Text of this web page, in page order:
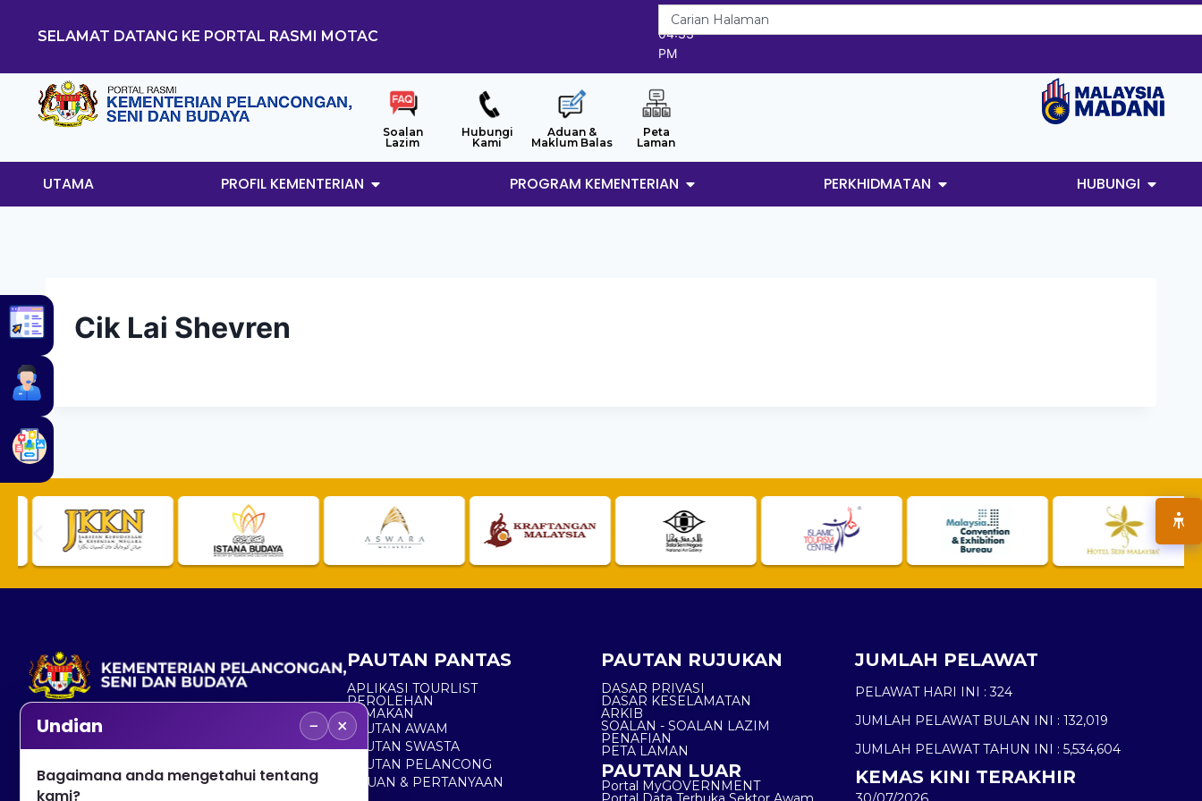
SELAMAT DATANG KE PORTAL RASMI MOTAC
8/8/2026
04:33
PM
Soalan
Lazim
Hubungi
Kami
Aduan &
Maklum Balas
Peta
Laman
UTAMA PROFIL KEMENTERIAN PROGRAM KEMENTERIAN PERKHIDMATAN HUBUNGI
Cik Lai Shevren
No. 2, Menara 1, Jalan P5/6, Presint 5,
+603 8000 8000
PAUTAN PANTAS
APLIKASI TOURLIST
PEROLEHAN
SEMAKAN
PAUTAN AWAM
PAUTAN SWASTA
PAUTAN PELANCONG
ADUAN & PERTANYAAN
PAUTAN RUJUKAN
DASAR PRIVASI
DASAR KESELAMATAN
ARKIB
SOALAN - SOALAN LAZIM
PENAFIAN
PETA LAMAN
PAUTAN LUAR
Portal MyGOVERNMENT
JUMLAH PELAWAT
PELAWAT HARI INI : 324
JUMLAH PELAWAT BULAN INI : 132,019
JUMLAH PELAWAT TAHUN INI : 5,534,604
KEMAS KINI TERAKHIR
Undian − ×
Bagaimana anda mengetahui tentang
kami?